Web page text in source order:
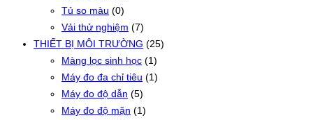
Tủ so màu (0)
Vải thử nghiệm (7)
THIẾT BỊ MÔI TRƯỜNG (25)
Màng lọc sinh học (1)
Máy đo đa chỉ tiêu (1)
Máy đo độ dẫn (5)
Máy đo độ mặn (1)